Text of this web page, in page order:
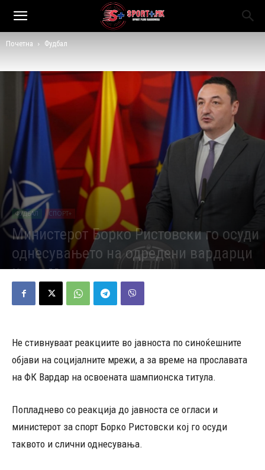
Почетна Фудбал
ФУДБАЛ СПОРТ+
Министерот Борко Ристовски го осуди
однесувањето на одредени вардарци
Објавено од Д.Т. - 16/05/2026 556
Не стивнуваат реакциите во јавноста по синоќешните
објави на социјалните мрежи, а за време на прославата
на ФК Вардар на освоената шампионска титула.
Попладнево со реакција до јавноста се огласи и
министерот за спорт Борко Ристовски кој го осуди
таквото и слични однесувања.